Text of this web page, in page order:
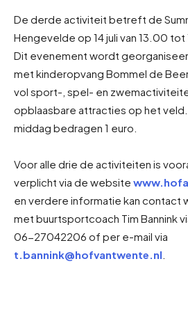
De derde activiteit betreft de
Hengevelde op 14 juli van 13.00 tot
Dit evenement wordt
met kinderopvang Bommel de
vol sport-, spel- en
opblaasbare attracties op het
middag bedragen 1 euro.
Voor alle drie de activiteiten is
verplicht via de website
en verdere informatie kan contact
met buurtsportcoach Tim Bannink
06-27042206 of per e-mail via
t.bannink@hofvantwente.nl